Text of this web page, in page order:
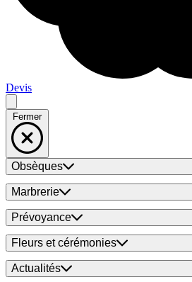
Devis
Fermer
Obsèques
Marbrerie
Prévoyance
Fleurs et cérémonies
Actualités